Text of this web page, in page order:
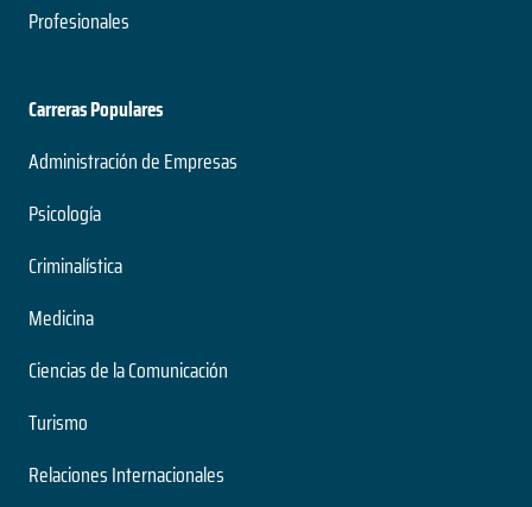
Profesionales
Carreras Populares
Administración de Empresas
Psicología
Criminalística
Medicina
Ciencias de la Comunicación
Turismo
Relaciones Internacionales